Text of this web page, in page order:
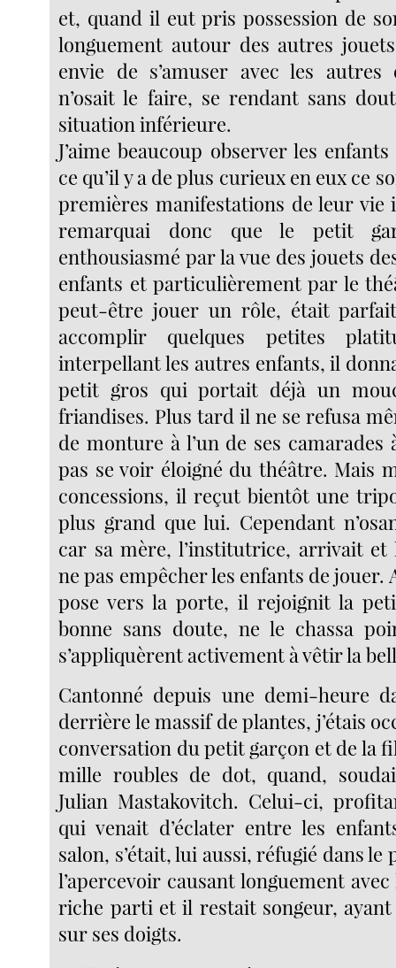
et, quand il eut pris possession de
longuement autour des autres
envie de s’amuser avec les
n’osait le faire, se rendant sans
situation inférieure.
J’aime beaucoup observer les
ce qu’il y a de plus curieux en eux ce
premières manifestations de leur vie
remarquai donc que le petit
enthousiasmé par la vue des jouets
enfants et particulièrement par le
peut-être jouer un rôle, était
accomplir quelques petites
interpellant les autres enfants, il
petit gros qui portait déjà un
friandises. Plus tard il ne se refusa
de monture à l’un de ses camarades
pas se voir éloigné du théâtre. Mais
concessions, il reçut bientôt une
plus grand que lui. Cependant
car sa mère, l’institutrice, arrivait
ne pas empêcher les enfants de jouer.
pose vers la porte, il rejoignit la
bonne sans doute, ne le chassa
s’appliquèrent activement à vêtir la
Cantonné depuis une demi-heure
derrière le massif de plantes, j’étais
conversation du petit garçon et de la
mille roubles de dot, quand,
Julian Mastakovitch. Celui-ci,
qui venait d’éclater entre les
salon, s’était, lui aussi, réfugié dans le
l’apercevoir causant longuement
riche parti et il restait songeur, ayant
sur ses doigts.